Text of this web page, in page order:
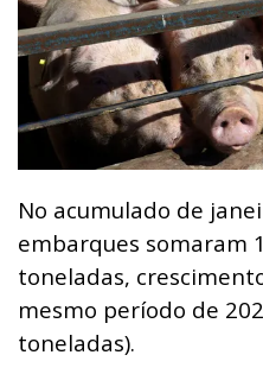
No acumulado de
embarques somaram
toneladas,
mesmo período de
toneladas).